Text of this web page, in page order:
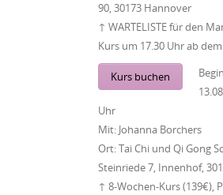
90, 30173 Hannover
↑ WARTELISTE für den
Kurs um 17.30 Uhr ab
Kurs buchen
Uhr
Mit: Johanna Borchers
Ort:Tai Chi und Qi Gong
Steinriede 7, Innenhof,
↑ 8-Wochen-Kurs (139€),